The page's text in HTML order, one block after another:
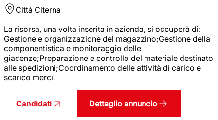
Città Citerna
La risorsa, una volta inserita in azienda, si occuperà di:
Gestione e organizzazione del magazzino;Gestione della
componentistica e monitoraggio delle
giacenze;Preparazione e controllo del materiale destinato
alle spedizioni;Coordinamento delle attività di carico e
scarico merci.
Candidati Dettaglio annuncio